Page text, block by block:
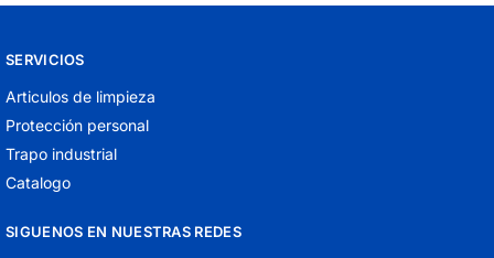
SERVICIOS
Articulos de limpieza
Protección personal
Trapo industrial
Catalogo
SIGUENOS EN NUESTRAS REDES